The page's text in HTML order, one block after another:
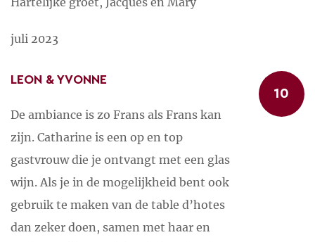
juli 2023
LEON & YVONNE
De ambiance is zo Frans als Frans kan
zijn. Catharine is een op en top
gastvrouw die je ontvangt met een glas
wijn. Als je in de mogelijkheid bent ook
gebruik te maken van de table d’hotes
dan zeker doen, samen met haar en
10